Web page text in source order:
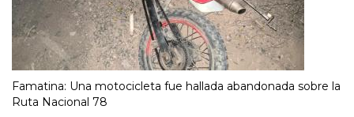
Famatina: Una motocicleta fue hallada abandonada sobre la
Ruta Nacional 78